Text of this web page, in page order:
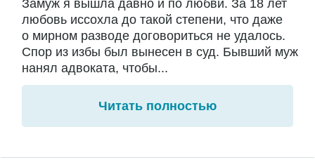
Замуж я вышла давно и по любви. За 18 лет
любовь иссохла до такой степени, что даже
о мирном разводе договориться не удалось.
Спор из избы был вынесен в суд. Бывший муж
нанял адвоката, чтобы...
Читать полностью